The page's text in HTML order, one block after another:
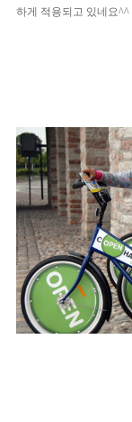
하게 적용되고 있네요^^